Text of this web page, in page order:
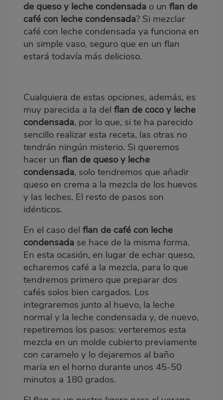
de queso y leche condensada o un flan de
café con leche condensada? Si mezclar
café con leche condensada ya funciona en
un simple vaso, seguro que en un flan
estará todavía más delicioso.
Cualquiera de estas opciones, además, es
muy parecida a la del flan de coco y leche
condensada, por lo que, si te ha parecido
sencillo realizar esta receta, las otras no
tendrán ningún misterio. Si queremos
hacer un flan de queso y leche
condensada, solo tendremos que añadir
queso en crema a la mezcla de los huevos
y las leches. El resto de pasos son
idénticos.
En el caso del flan de café con leche
condensada se hace de la misma forma.
En esta ocasión, en lugar de echar queso,
echaremos café a la mezcla, para lo que
tendremos primero que preparar dos
cafés solos bien cargados. Los
integraremos junto al huevo, la leche
normal y la leche condensada y, de nuevo,
repetiremos los pasos: verteremos esta
mezcla en un molde cubierto previamente
con caramelo y lo dejaremos al baño
maría en el horno durante unos 45-50
minutos a 180 grados.